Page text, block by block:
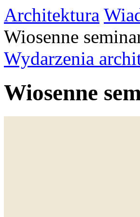
Architektura
Wiosenne
Wydarzenia
Wiosenne